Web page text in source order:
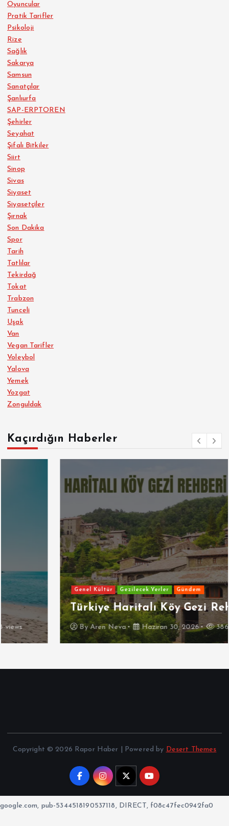
Oyuncular
Pratik Tarifler
Psikoloji
Rize
Sağlık
Sakarya
Samsun
Sanatçılar
Şanlıurfa
SAP-ERPTOREN
Şehirler
Seyahat
Şifalı Bitkiler
Siirt
Sinop
Sivas
Siyaset
Siyasetçiler
Şırnak
Son Dakika
Spor
Tarih
Tatlılar
Tekirdağ
Tokat
Trabzon
Tunceli
Uşak
Van
Vegan Tarifler
Voleybol
Yalova
Yemek
Yozgat
Zonguldak
Kaçırdığın Haberler
Gezilecek Yerler Gündem
Türkiye Haritalı Köy Gezi Rehberi
ByAren Neva Haziran 30, 2026 3863 views
Copyright © 2026 Rapor Haber | Powered by Desert Themes
google.com, pub-5344518190537118, DIRECT, f08c47fec0942fa0